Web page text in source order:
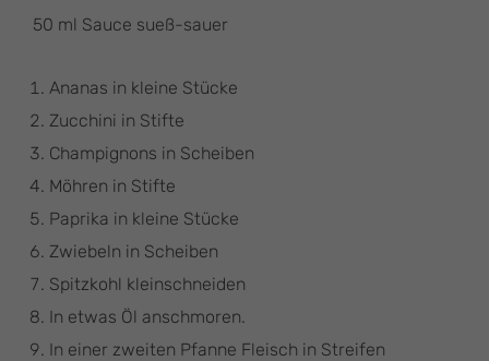
50 ml Sauce sueß-sauer
Ananas in kleine Stücke
Zucchini in Stifte
Champignons in Scheiben
Möhren in Stifte
Paprika in kleine Stücke
Zwiebeln in Scheiben
Spitzkohl kleinschneiden
In etwas Öl anschmoren.
In einer zweiten Pfanne Fleisch in Streifen